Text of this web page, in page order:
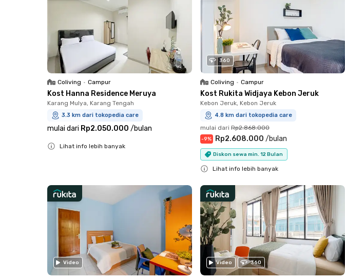
Coliving • Campur
Kost Hanna Residence Meruya
Karang Mulya, Karang Tengah
3.3 km dari tokopedia care
mulai dari Rp2.050.000 /bulan
Lihat info lebih banyak
360
Coliving • Campur
Kost Rukita Widjaya Kebon Jeruk
Kebon Jeruk, Kebon Jeruk
4.8 km dari tokopedia care
mulai dari Rp2.868.000
-9% Rp2.608.000 /bulan
Diskon sewa min. 12 Bulan
Lihat info lebih banyak
Video Video 360